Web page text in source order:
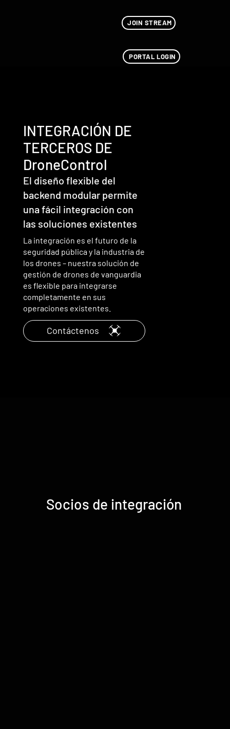
JOIN STREAM
PORTAL LOGIN
INTEGRACIÓN DE
TERCEROS DE
DroneControl
El diseño flexible del
backend modular permite
una fácil integración con
las soluciones existentes
La integración es el futuro de la
seguridad pública y la industria de
los drones – nuestra solución de
gestión de drones de vanguardia
es flexible para integrarse
completamente en sus
operaciones existentes.
Contáctenos
Socios de integración